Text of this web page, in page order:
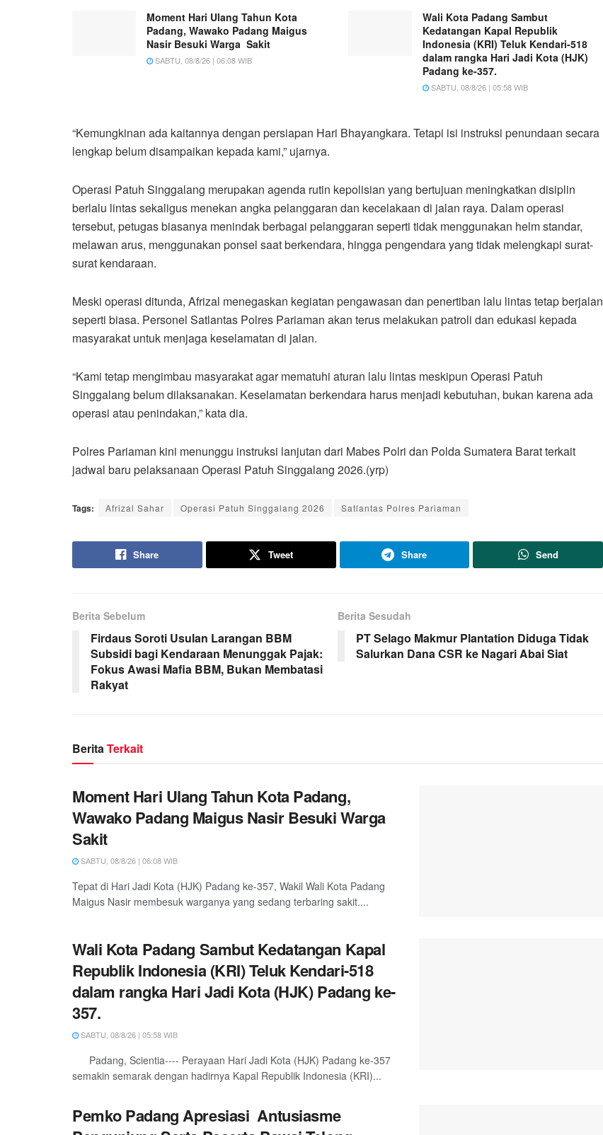
Moment Hari Ulang Tahun Kota
Padang, Wawako Padang Maigus
Nasir Besuki Warga Sakit
SABTU, 08/8/26 | 06:08 WIB
Wali Kota Padang Sambut
Kedatangan Kapal Republik
Indonesia (KRI) Teluk Kendari-518
dalam rangka Hari Jadi Kota (HJK)
Padang ke-357.
SABTU, 08/8/26 | 05:58 WIB
“Kemungkinan ada kaitannya dengan persiapan Hari Bhayangkara. Tetapi isi instruksi penundaan secara
lengkap belum disampaikan kepada kami,” ujarnya.
Operasi Patuh Singgalang merupakan agenda rutin kepolisian yang bertujuan meningkatkan disiplin
berlalu lintas sekaligus menekan angka pelanggaran dan kecelakaan di jalan raya. Dalam operasi
tersebut, petugas biasanya menindak berbagai pelanggaran seperti tidak menggunakan helm standar,
melawan arus, menggunakan ponsel saat berkendara, hingga pengendara yang tidak melengkapi surat-
surat kendaraan.
Meski operasi ditunda, Afrizal menegaskan kegiatan pengawasan dan penertiban lalu lintas tetap berjalan
seperti biasa. Personel Satlantas Polres Pariaman akan terus melakukan patroli dan edukasi kepada
masyarakat untuk menjaga keselamatan di jalan.
“Kami tetap mengimbau masyarakat agar mematuhi aturan lalu lintas meskipun Operasi Patuh
Singgalang belum dilaksanakan. Keselamatan berkendara harus menjadi kebutuhan, bukan karena ada
operasi atau penindakan,” kata dia.
Polres Pariaman kini menunggu instruksi lanjutan dari Mabes Polri dan Polda Sumatera Barat terkait
jadwal baru pelaksanaan Operasi Patuh Singgalang 2026.(yrp)
Tags: Afrizal Sahar Operasi Patuh Singgalang 2026 Satlantas Polres Pariaman
Share Tweet Share Send
Berita Sebelum
Firdaus Soroti Usulan Larangan BBM
Subsidi bagi Kendaraan Menunggak Pajak:
Fokus Awasi Mafia BBM, Bukan Membatasi
Rakyat
Berita Sesudah
PT Selago Makmur Plantation Diduga Tidak
Salurkan Dana CSR ke Nagari Abai Siat
BeritaTerkait
Moment Hari Ulang Tahun Kota Padang,
Wawako Padang Maigus Nasir Besuki Warga
Sakit
SABTU, 08/8/26 | 06:08 WIB
Tepat di Hari Jadi Kota (HJK) Padang ke-357, Wakil Wali Kota Padang
Maigus Nasir membesuk warganya yang sedang terbaring sakit....
Wali Kota Padang Sambut Kedatangan Kapal
Republik Indonesia (KRI) Teluk Kendari-518
dalam rangka Hari Jadi Kota (HJK) Padang ke-
357.
SABTU, 08/8/26 | 05:58 WIB
Padang, Scientia---- Perayaan Hari Jadi Kota (HJK) Padang ke-357
semakin semarak dengan hadirnya Kapal Republik Indonesia (KRI)...
Pemko Padang Apresiasi Antusiasme